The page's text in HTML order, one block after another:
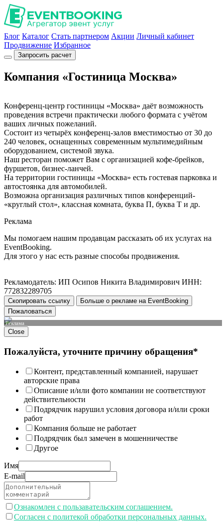
Блог Каталог Стать партнером Акции Личный кабинет
Продвижение Избранное
Запросить расчет
Компания «Гостиница Москва»
Конференц-центр гостиницы «Москва» даёт возможность
проведения встречи практически любого формата с учётом
ваших личных пожеланий.
Состоит из четырёх конференц-залов вместимостью от 30 до
240 человек, оснащенных современным мультимедийным
оборудованием, системой звука.
Наш ресторан поможет Вам с организацией кофе-брейков,
фуршетов, бизнес-ланчей.
На территории гостиницы «Москва» есть гостевая парковка и
автостоянка для автомобилей.
Возможна организация различных типов конференций-
«круглый стол», классная комната, буква П, буква Т и др.
Реклама
Мы помогаем нашим продавцам рассказать об их услугах на
EventBooking.
Для этого у нас есть разные способы продвижения.
Рекламодатель: ИП Осипов Никита Владимирович ИНН:
772832289705
Скопировать ссылку
Больше о рекламе на EventBooking
Пожаловаться
Реклама
Close
Пожалуйста, уточните причину обращения*
Контент, представленный компанией, нарушает
авторские права
Описание и/или фото компании не соответствуют
действительности
Подрядчик нарушил условия договора и/или сроки
работ
Компания больше не работает
Подрядчик был замечен в мошенничестве
Другое
Имя
E-mail
Ознакомлен с пользавательским соглашением.
Согласен с политекой обработки персональных данных.